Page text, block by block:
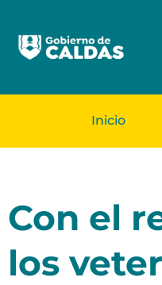
Inicio
Con el
los